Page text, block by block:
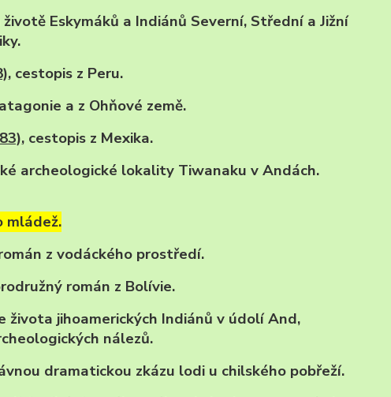
Eskymáků a Indiánů Severní, Střední a Jižní
, cestopis z Peru.
a z Ohňové země.
, cestopis z Mexika.
archeologické lokality Tiwanaku v Andách.
mládež.
z vodáckého prostředí.
román z Bolívie.
života jihoamerických Indiánů v údolí And,
nálezů.
dramatickou zkázu lodi u chilského pobřeží.